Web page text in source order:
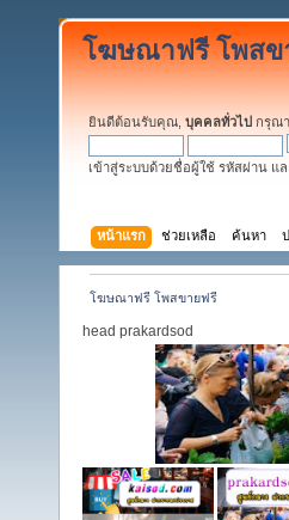
โฆษณาฟรี โพสข
ยินดีต้อนรับคุณ, บุคคลทั่วไป กรุณา
เข้าสู่ระบบด้วยชื่อผู้ใช้ รหัสผ่าน แ
หน้าแรก ช่วยเหลือ ค้นหา
โฆษณาฟรี โพสขายฟรี
head prakardsod